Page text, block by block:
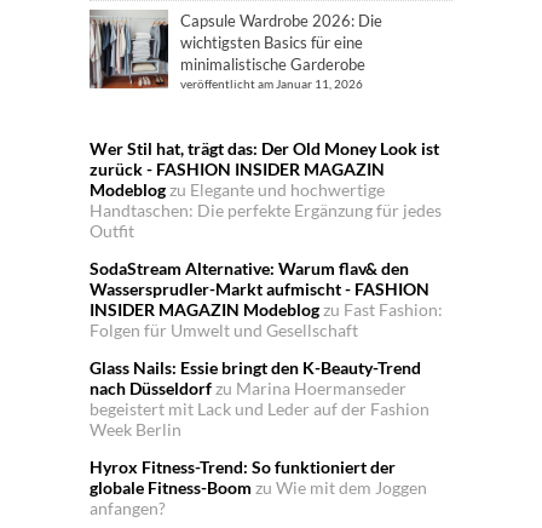
Capsule Wardrobe 2026: Die
wichtigsten Basics für eine
minimalistische Garderobe
veröffentlicht am Januar 11, 2026
Wer Stil hat, trägt das: Der Old Money Look ist
zurück - FASHION INSIDER MAGAZIN
Modeblogzu Elegante und hochwertige
Handtaschen: Die perfekte Ergänzung für jedes
Outfit
SodaStream Alternative: Warum flav& den
Wassersprudler-Markt aufmischt - FASHION
INSIDER MAGAZIN Modeblogzu Fast Fashion:
Folgen für Umwelt und Gesellschaft
Glass Nails: Essie bringt den K-Beauty-Trend
nach Düsseldorfzu Marina Hoermanseder
begeistert mit Lack und Leder auf der Fashion
Week Berlin
Hyrox Fitness-Trend: So funktioniert der
globale Fitness-Boom zu Wie mit dem Joggen
anfangen?